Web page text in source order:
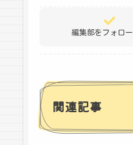
編集部をフォロ
関連記事